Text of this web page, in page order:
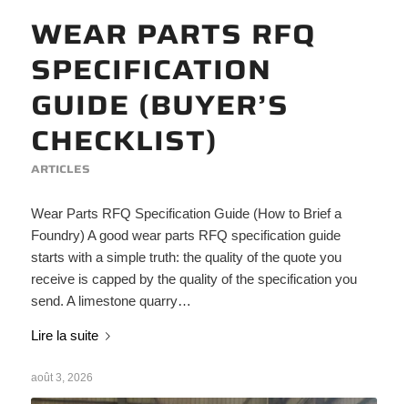
WEAR PARTS RFQ
SPECIFICATION
GUIDE (BUYER’S
CHECKLIST)
ARTICLES
Wear Parts RFQ Specification Guide (How to Brief a
Foundry) A good wear parts RFQ specification guide
starts with a simple truth: the quality of the quote you
receive is capped by the quality of the specification you
send. A limestone quarry…
Lire la suite
août 3, 2026